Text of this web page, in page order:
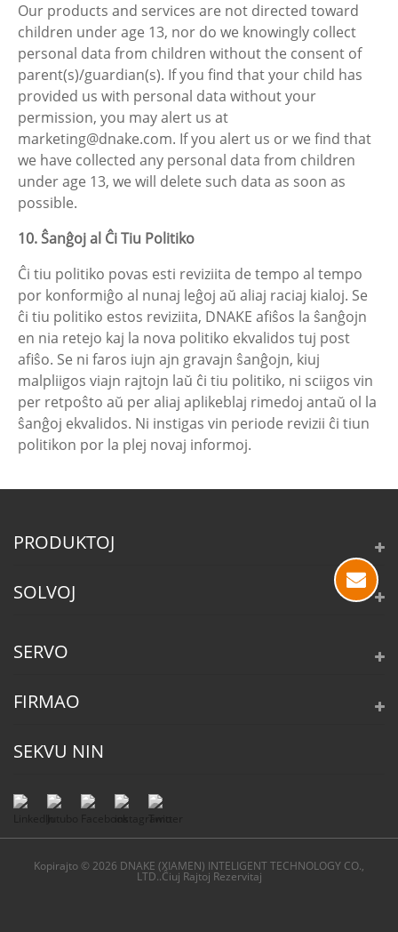
Our products and services are not directed toward
children under age 13, nor do we knowingly collect
personal data from children without the consent of
parent(s)/guardian(s). If you find that your child has
provided us with personal data without your
permission, you may alert us at
marketing@dnake.com. If you alert us or we find that
we have collected any personal data from children
under age 13, we will delete such data as soon as
possible.
10. Ŝanĝoj al Ĉi Tiu Politiko
Ĉi tiu politiko povas esti reviziita de tempo al tempo
por konformiĝo al nunaj leĝoj aŭ aliaj raciaj kialoj. Se
ĉi tiu politiko estos reviziita, DNAKE afiŝos la ŝanĝojn
en nia retejo kaj la nova politiko ekvalidos tuj post
afiŝo. Se ni faros iujn ajn gravajn ŝanĝojn, kiuj
malpliigos viajn rajtojn laŭ ĉi tiu politiko, ni sciigos vin
per retpoŝto aŭ per aliaj aplikeblaj rimedoj antaŭ ol la
ŝanĝoj ekvalidos. Ni instigas vin periode revizii ĉi tiun
politikon por la plej novaj informoj.
PRODUKTOJ
SOLVOJ
SERVO
FIRMAO
SEKVU NIN
Kopirajto © 2026 DNAKE (XIAMEN) INTELIGENT TECHNOLOGY CO.,
LTD..Ĉiuj Rajtoj Rezervitaj